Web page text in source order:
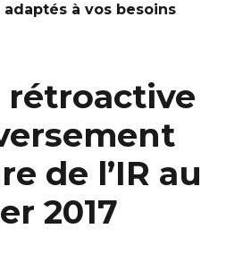
à vos besoins
rétroactive
de l’IR au
2017